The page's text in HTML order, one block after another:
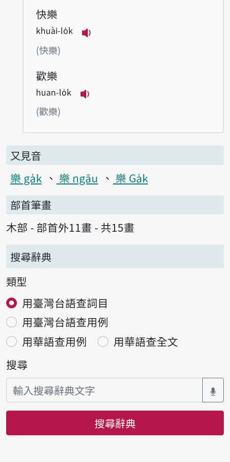
快樂
khuài-lo̍k
(快樂)
歡樂
huan-lo̍k
(歡樂)
又見音
樂 ga̍k
樂 ngāu
樂 Ga̍k
部首筆畫
木部 - 部首外11畫 - 共15畫
搜尋辭典
類型
用臺灣台語查詞目
用臺灣台語查用例
用華語查用例
用華語查全文
搜尋
搜尋辭典